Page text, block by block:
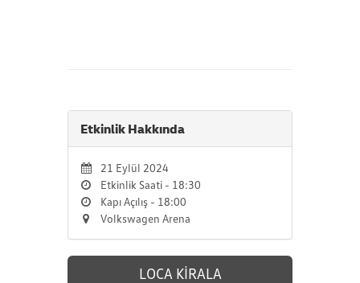
Etkinlik Hakkında
21 Eylül 2024
Etkinlik Saati - 18:30
Kapı Açılış - 18:00
Volkswagen Arena
LOCA KİRALA